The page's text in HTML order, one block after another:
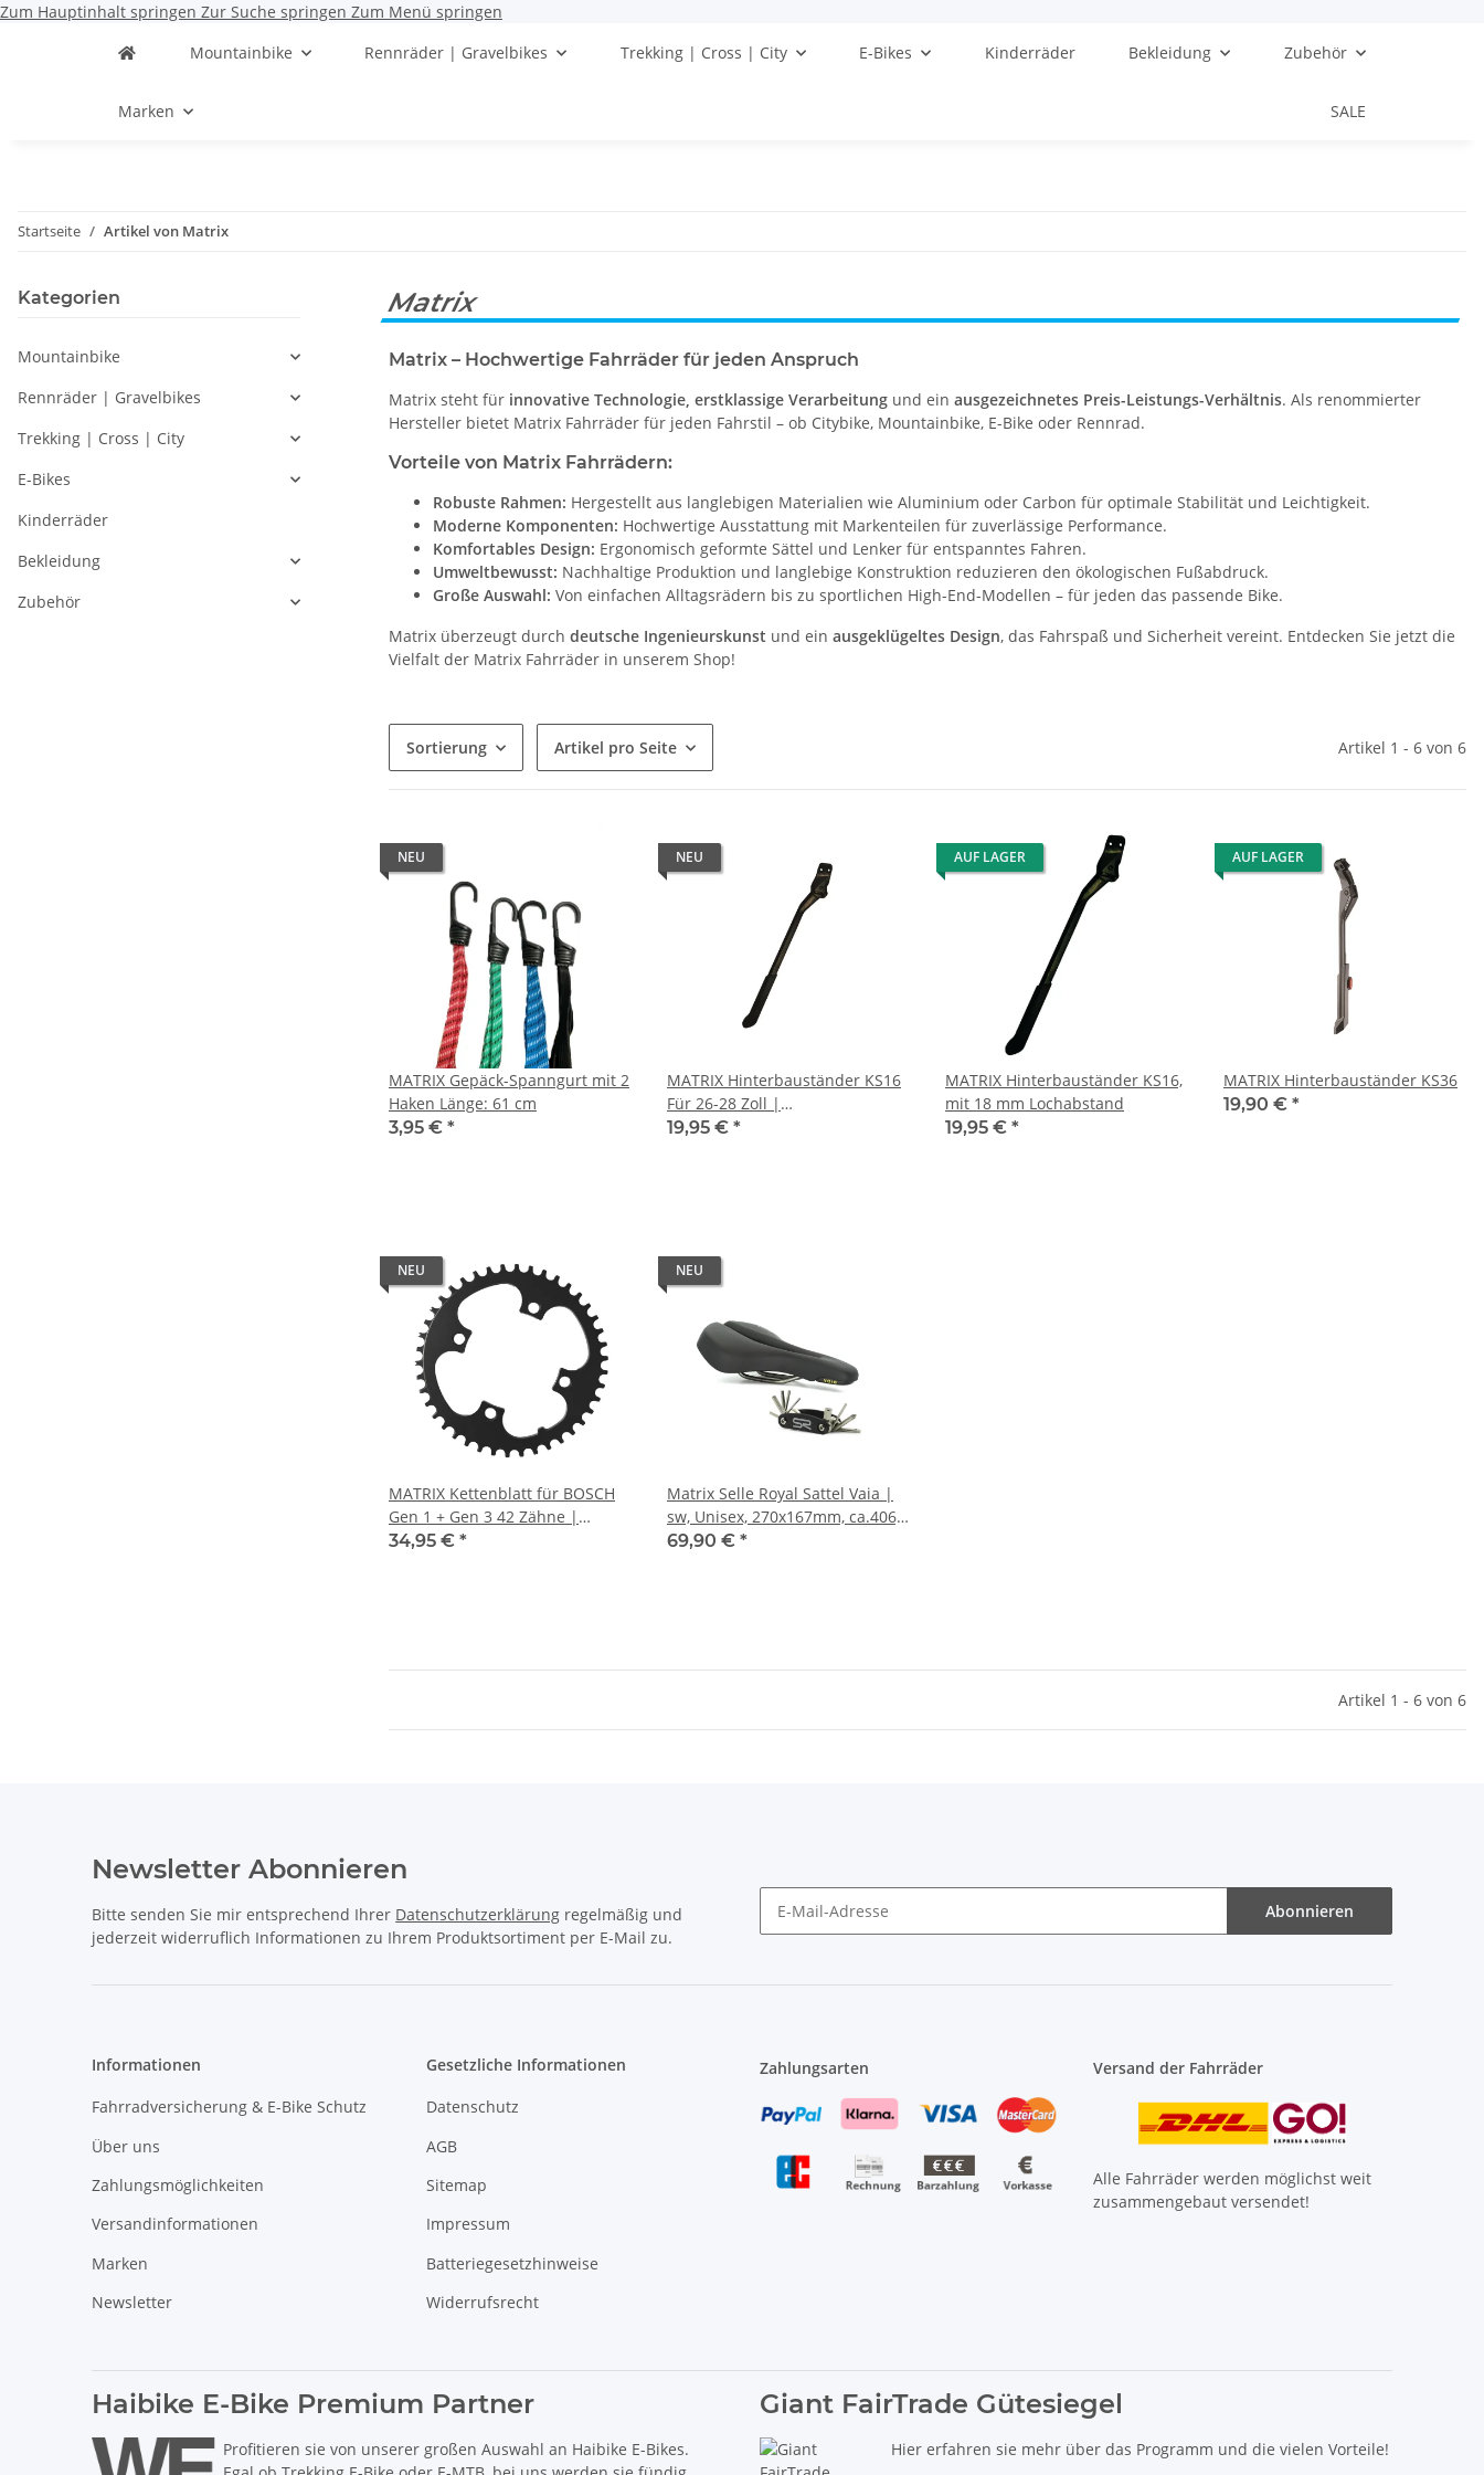
Zum Hauptinhalt springen Zur Suche springen Zum Menü springen
Mountainbike
Rennräder | Gravelbikes Trekking | Cross | City E-Bikes Kinderräder Bekleidung Zubehör
Marken SALE
Startseite Artikel von Matrix
Matrix
Matrix – Hochwertige Fahrräder für jeden Anspruch
Matrix steht für innovative Technologie, erstklassige Verarbeitung und ein ausgezeichnetes Preis-Leistungs-Verhältnis. Als renommierter
Hersteller bietet Matrix Fahrräder für jeden Fahrstil – ob Citybike, Mountainbike, E-Bike oder Rennrad.
Vorteile von Matrix Fahrrädern:
Robuste Rahmen: Hergestellt aus langlebigen Materialien wie Aluminium oder Carbon für optimale Stabilität und Leichtigkeit.
Moderne Komponenten: Hochwertige Ausstattung mit Markenteilen für zuverlässige Performance.
Komfortables Design: Ergonomisch geformte Sättel und Lenker für entspanntes Fahren.
Umweltbewusst: Nachhaltige Produktion und langlebige Konstruktion reduzieren den ökologischen Fußabdruck.
Große Auswahl: Von einfachen Alltagsrädern bis zu sportlichen High-End-Modellen – für jeden das passende Bike.
Matrix überzeugt durch deutsche Ingenieurskunst und ein ausgeklügeltes Design, das Fahrspaß und Sicherheit vereint. Entdecken Sie jetzt die
Vielfalt der Matrix Fahrräder in unserem Shop!
Sortierung Artikel pro Seite Artikel 1 - 6 von 6
NEU
MATRIX Gepäck-Spanngurt mit 2
Haken Länge: 61 cm
3,95 € *
NEU
MATRIX Hinterbauständer KS16
Für 26-28 Zoll |
höhenverstellbar | schwarz |
19,95 € *
AUF LAGER
MATRIX Hinterbauständer KS16,
mit 18 mm Lochabstand
19,95 € *
AUF LAGER
MATRIX Hinterbauständer KS36
19,90 € *
NEU
MATRIX Kettenblatt für BOSCH
Gen 1 + Gen 3 42 Zähne |
schwarz | Lochkreis: 104 mm |
34,95 € *
NEU
Matrix Selle Royal Sattel Vaia |
sw, Unisex, 270x167mm, ca.406g,
moderate
69,90 € *
Artikel 1 - 6 von 6
Kategorien
Mountainbike
Rennräder | Gravelbikes
Trekking | Cross | City
E-Bikes
Kinderräder
Bekleidung
Zubehör
Newsletter Abonnieren
Bitte senden Sie mir entsprechend Ihrer Datenschutzerklärung regelmäßig und
jederzeit widerruflich Informationen zu Ihrem Produktsortiment per E-Mail zu.
Abonnieren
Informationen
Fahrradversicherung & E-Bike Schutz
Über uns
Zahlungsmöglichkeiten
Versandinformationen
Marken
Newsletter
Gesetzliche Informationen
Datenschutz
AGB
Sitemap
Impressum
Batteriegesetzhinweise
Widerrufsrecht
Zahlungsarten Versand der Fahrräder
Alle Fahrräder werden möglichst weit
zusammengebaut versendet!
Haibike E-Bike Premium Partner
Profitieren sie von unserer großen Auswahl an Haibike E-Bikes.
Giant FairTrade Gütesiegel
Hier erfahren sie mehr über das Programm und die vielen Vorteile!